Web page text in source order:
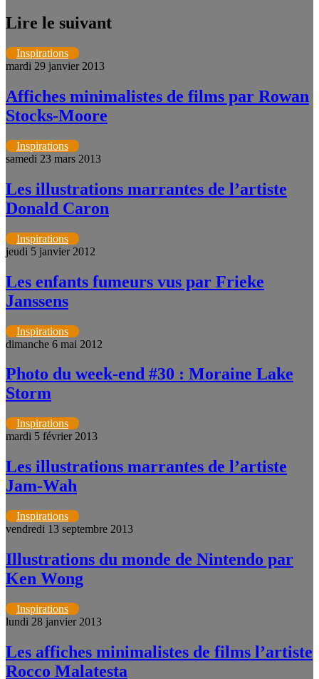
Lire le suivant
Inspirations
mardi 29 janvier 2013
Affiches minimalistes de films par Rowan
Stocks-Moore
Inspirations
samedi 23 mars 2013
Les illustrations marrantes de l’artiste
Donald Caron
Inspirations
jeudi 5 janvier 2012
Les enfants fumeurs vus par Frieke
Janssens
Inspirations
dimanche 6 mai 2012
Photo du week-end #30 : Moraine Lake
Storm
Inspirations
mardi 5 février 2013
Les illustrations marrantes de l’artiste
Jam-Wah
Inspirations
vendredi 13 septembre 2013
Illustrations du monde de Nintendo par
Ken Wong
Inspirations
lundi 28 janvier 2013
Les affiches minimalistes de films l’artiste
Rocco Malatesta